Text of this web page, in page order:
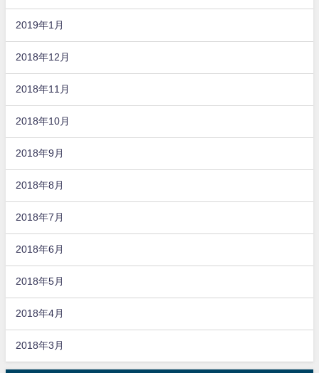
2019年1月
2018年12月
2018年11月
2018年10月
2018年9月
2018年8月
2018年7月
2018年6月
2018年5月
2018年4月
2018年3月